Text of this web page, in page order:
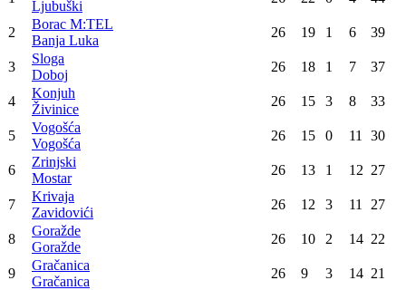
Ljubuški
2
Borac M:TEL
Banja Luka
26 19 1 6 39
3
Sloga
Doboj
26 18 1 7 37
4
Konjuh
Živinice
26 15 3 8 33
5
Vogošća
Vogošća
26 15 0 11 30
6
Zrinjski
Mostar
26 13 1 12 27
7
Krivaja
Zavidovići
26 12 3 11 27
8
Goražde
Goražde
26 10 2 14 22
9
Gračanica
Gračanica
26 9 3 14 21